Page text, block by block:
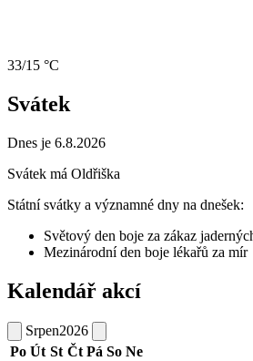
33/15 °C
Svátek
Dnes je 6.8.2026
Svátek má Oldřiška
Státní svátky a významné dny na dnešek:
Světový den boje za zákaz
Mezinárodní den boje lékařů za mír
Kalendář akcí
Srpen2026
Po Út St Čt Pá So Ne